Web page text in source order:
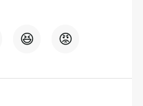
😆 😡